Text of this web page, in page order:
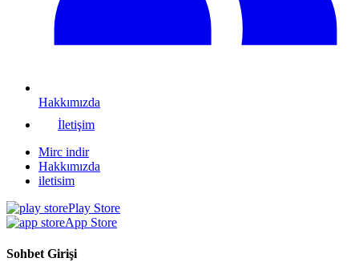
Hakkımızda
İletişim
Mirc indir
Hakkımızda
iletisim
Play Store
App Store
Sohbet Girişi